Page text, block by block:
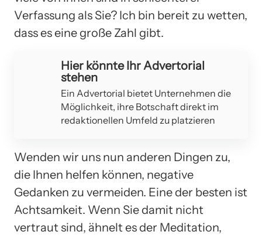
Verfassung als Sie? Ich bin bereit zu wetten,
dass es eine große Zahl gibt.
Hier könnte Ihr Advertorial
stehen
Ein Advertorial bietet Unternehmen die
Möglichkeit, ihre Botschaft direkt im
redaktionellen Umfeld zu platzieren
Wenden wir uns nun anderen Dingen zu,
die Ihnen helfen können, negative
Gedanken zu vermeiden. Eine der besten ist
Achtsamkeit. Wenn Sie damit nicht
vertraut sind, ähnelt es der Meditation,